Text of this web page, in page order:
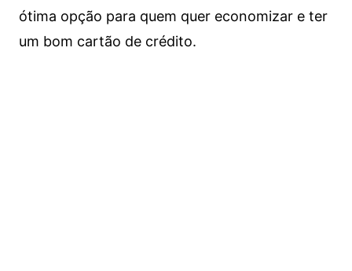
ótima opção para quem quer economizar e ter
um bom cartão de crédito.